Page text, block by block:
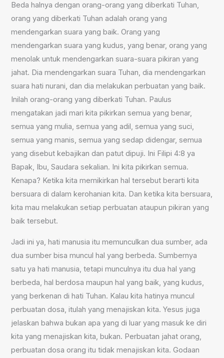
Beda halnya dengan orang-orang yang diberkati Tuhan,
orang yang diberkati Tuhan adalah orang yang
mendengarkan suara yang baik. Orang yang
mendengarkan suara yang kudus, yang benar, orang yang
menolak untuk mendengarkan suara-suara pikiran yang
jahat. Dia mendengarkan suara Tuhan, dia mendengarkan
suara hati nurani, dan dia melakukan perbuatan yang baik.
Inilah orang-orang yang diberkati Tuhan. Paulus
mengatakan jadi mari kita pikirkan semua yang benar,
semua yang mulia, semua yang adil, semua yang suci,
semua yang manis, semua yang sedap didengar, semua
yang disebut kebajikan dan patut dipuji. Ini Filipi 4:8 ya
Bapak, Ibu, Saudara sekalian. Ini kita pikirkan semua.
Kenapa? Ketika kita memikirkan hal tersebut berarti kita
bersuara di dalam kerohanian kita. Dan ketika kita bersuara,
kita mau melakukan setiap perbuatan ataupun pikiran yang
baik tersebut.
Jadi ini ya, hati manusia itu memunculkan dua sumber, ada
dua sumber bisa muncul hal yang berbeda. Sumbernya
satu ya hati manusia, tetapi munculnya itu dua hal yang
berbeda, hal berdosa maupun hal yang baik, yang kudus,
yang berkenan di hati Tuhan. Kalau kita hatinya muncul
perbuatan dosa, itulah yang menajiskan kita. Yesus juga
jelaskan bahwa bukan apa yang di luar yang masuk ke diri
kita yang menajiskan kita, bukan. Perbuatan jahat orang,
perbuatan dosa orang itu tidak menajiskan kita. Godaan